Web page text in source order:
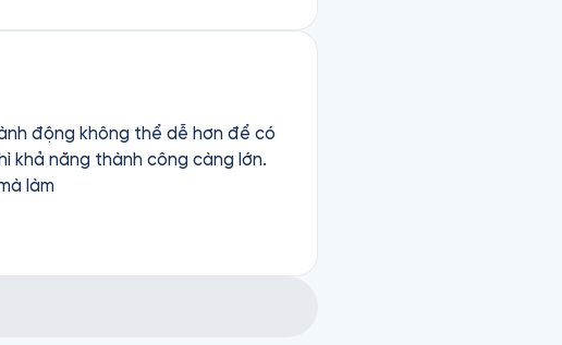
động không thể dễ hơn để có
khả năng thành công càng lớn.
làm